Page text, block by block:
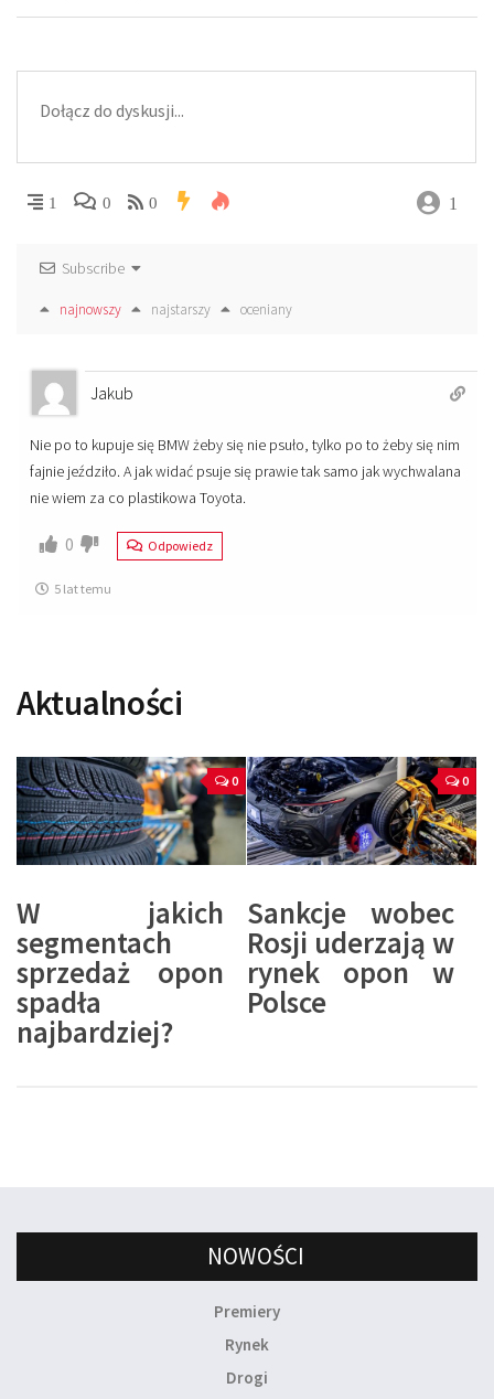
1 0 0 1
Subscribe
najnowszy najstarszy oceniany
Jakub
Nie po to kupuje się BMW żeby się nie psuło, tylko po to żeby się nim
fajnie jeździło. A jak widać psuje się prawie tak samo jak wychwalana
nie wiem za co plastikowa Toyota.
0 Odpowiedz
5 lat temu
Aktualności
0
W jakich
segmentach
sprzedaż opon
spadła
najbardziej?
0
Sankcje wobec
Rosji uderzają w
rynek opon w
Polsce
NOWOŚCI
Premiery
Rynek
Drogi